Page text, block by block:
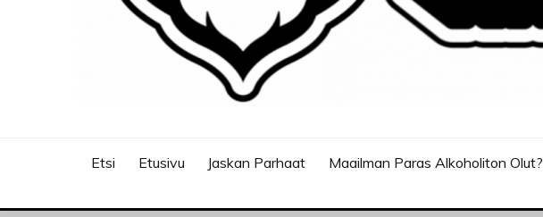
Etsi Etusivu Jaskan Parhaat Maailman Paras Alkoholiton Olut?